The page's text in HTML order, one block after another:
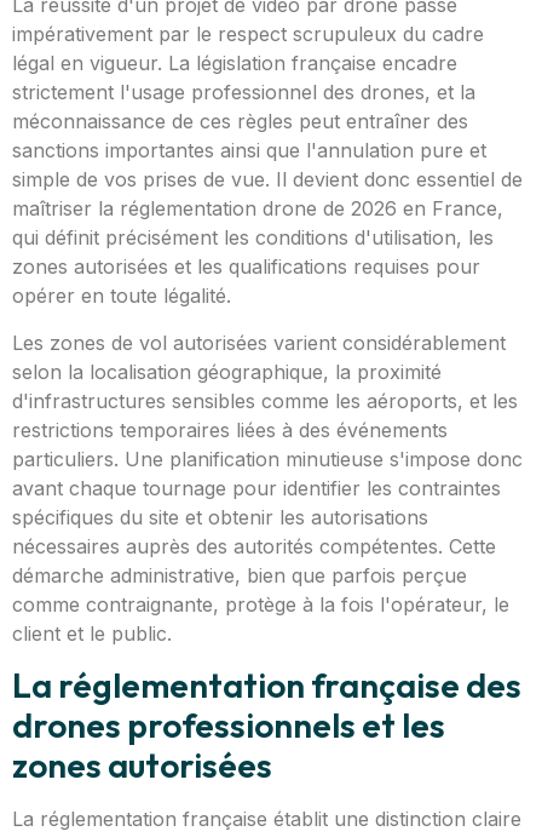
La réussite d'un projet de vidéo par drone passe
impérativement par le respect scrupuleux du cadre
légal en vigueur. La législation française encadre
strictement l'usage professionnel des drones, et la
méconnaissance de ces règles peut entraîner des
sanctions importantes ainsi que l'annulation pure et
simple de vos prises de vue. Il devient donc essentiel de
maîtriser la réglementation drone de 2026 en France,
qui définit précisément les conditions d'utilisation, les
zones autorisées et les qualifications requises pour
opérer en toute légalité.
Les zones de vol autorisées varient considérablement
selon la localisation géographique, la proximité
d'infrastructures sensibles comme les aéroports, et les
restrictions temporaires liées à des événements
particuliers. Une planification minutieuse s'impose donc
avant chaque tournage pour identifier les contraintes
spécifiques du site et obtenir les autorisations
nécessaires auprès des autorités compétentes. Cette
démarche administrative, bien que parfois perçue
comme contraignante, protège à la fois l'opérateur, le
client et le public.
La réglementation française des
drones professionnels et les
zones autorisées
La réglementation française établit une distinction claire